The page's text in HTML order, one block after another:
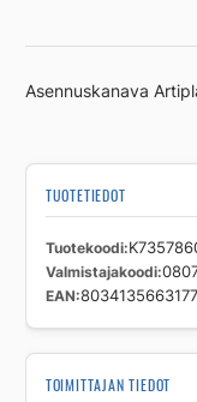
MUSTA
Asennuskanava
TUOTETIEDOT
Tuotekoodi
Valmistajakoodi
EAN 8034135663177
TOIMITTAJAN TIEDOT